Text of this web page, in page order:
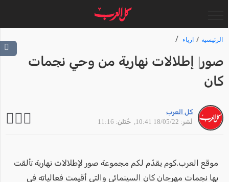
الرئيسية ازياء
صور| إطلالات نهارية من وحي نجمات
كان
كل العرب
نُشر: 18/05/22 10:41
, حُتلن: 11:16
موقع العرب.كوم يقدّم لكم مجموعة صور لإطلالات نهارية تألقت
بها نجمات مهرجان كان السينمائي والتي أقيمت فعالياته في